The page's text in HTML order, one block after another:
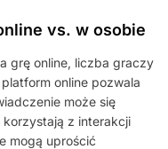
vs. w osobie
grę online, liczba graczy
online pozwala
może się
z interakcji
mogą uprościć